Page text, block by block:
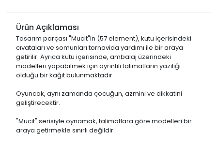
Ürün Açıklaması
Tasarım parçası "Mucit"in (57 element), kutu içerisindeki
cıvataları ve somunları tornavida yardımı ile bir araya
getirilir. Ayrıca kutu içerisinde, ambalaj üzerindeki
modelleri yapabilmek için ayrıntılı talimatların yazılığı
olduğu bir kağıt bulunmaktadır.
Oyuncak, aynı zamanda çocuğun, azmini ve dikkatini
geliştirecektir.
"Mucit" serisiyle oynamak, talimatlara göre modelleri bir
araya getirmekle sınırlı değildir.